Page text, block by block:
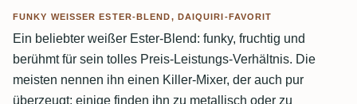
FUNKY WEISSER ESTER-BLEND, DAIQUIRI-FAVORIT
Ein beliebter weißer Ester-Blend: funky, fruchtig und
berühmt für sein tolles Preis-Leistungs-Verhältnis. Die
meisten nennen ihn einen Killer-Mixer, der auch pur
überzeugt; einige finden ihn zu metallisch oder zu